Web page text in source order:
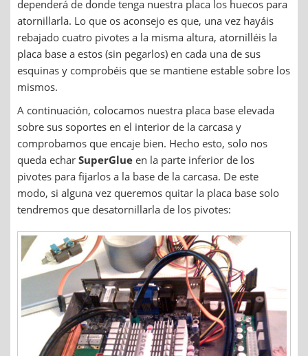
dependerá de donde tenga nuestra placa los huecos para
atornillarla. Lo que os aconsejo es que, una vez hayáis
rebajado cuatro pivotes a la misma altura, atornilléis la
placa base a estos (sin pegarlos) en cada una de sus
esquinas y comprobéis que se mantiene estable sobre los
mismos.
A continuación, colocamos nuestra placa base elevada
sobre sus soportes en el interior de la carcasa y
comprobamos que encaje bien. Hecho esto, solo nos
queda echar SuperGlue en la parte inferior de los
pivotes para fijarlos a la base de la carcasa. De este
modo, si alguna vez queremos quitar la placa base solo
tendremos que desatornillarla de los pivotes: